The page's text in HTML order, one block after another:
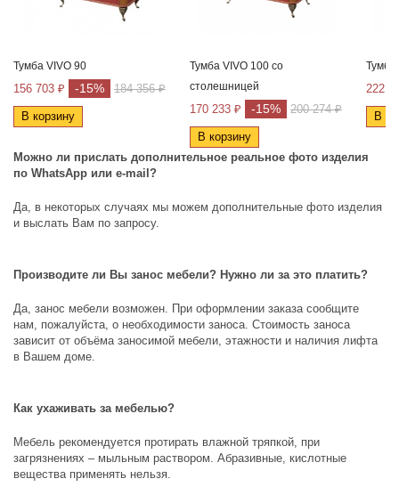
Тумба VIVO 90
156 703 ₽ -15% 184 356 ₽
В корзину
Тумба VIVO 100 со
столешницей
170 233 ₽ -15% 200 274 ₽
В корзину
Тумба
222
В
Можно ли прислать дополнительное реальное фото изделия
по WhatsApp или e-mail ?
Да, в некоторых случаях мы можем дополнительные фото изделия
и выслать Вам по запросу.
Производите ли Вы занос мебели? Нужно ли за это платить?
Да, занос мебели возможен. При оформлении заказа сообщите
нам, пожалуйста, о необходимости заноса. Стоимость заноса
зависит от объёма заносимой мебели, этажности и наличия лифта
в Вашем доме.
Как ухаживать за мебелью?
Мебель рекомендуется протирать влажной тряпкой, при
загрязнениях – мыльным раствором. Абразивные, кислотные
вещества применять нельзя.